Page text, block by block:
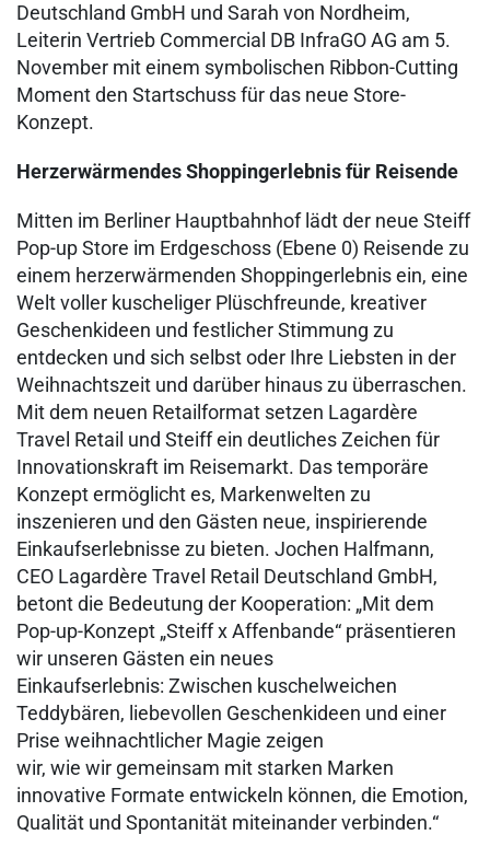
Deutschland GmbH und Sarah von Nordheim,
Leiterin Vertrieb Commercial DB InfraGO AG am 5.
November mit einem symbolischen Ribbon-Cutting
Moment den Startschuss für das neue Store-
Konzept.
Herzerwärmendes Shoppingerlebnis für Reisende
Mitten im Berliner Hauptbahnhof lädt der neue Steiff
Pop-up Store im Erdgeschoss (Ebene 0) Reisende zu
einem herzerwärmenden Shoppingerlebnis ein, eine
Welt voller kuscheliger Plüschfreunde, kreativer
Geschenkideen und festlicher Stimmung zu
entdecken und sich selbst oder Ihre Liebsten in der
Weihnachtszeit und darüber hinaus zu überraschen.
Mit dem neuen Retailformat setzen Lagardère
Travel Retail und Steiff ein deutliches Zeichen für
Innovationskraft im Reisemarkt. Das temporäre
Konzept ermöglicht es, Markenwelten zu
inszenieren und den Gästen neue, inspirierende
Einkaufserlebnisse zu bieten. Jochen Halfmann,
CEO Lagardère Travel Retail Deutschland GmbH,
betont die Bedeutung der Kooperation: „Mit dem
Pop-up-Konzept „Steiff x Affenbande“ präsentieren
wir unseren Gästen ein neues
Einkaufserlebnis: Zwischen kuschelweichen
Teddybären, liebevollen Geschenkideen und einer
Prise weihnachtlicher Magie zeigen
wir, wie wir gemeinsam mit starken Marken
innovative Formate entwickeln können, die Emotion,
Qualität und Spontanität miteinander verbinden.“